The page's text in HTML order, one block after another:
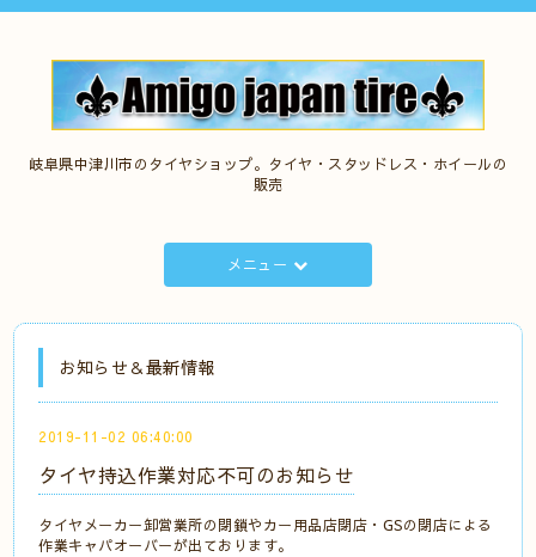
岐阜県中津川市のタイヤショップ。タイヤ・スタッドレス・ホイールの
販売
メニュー
お知らせ＆最新情報
2019-11-02 06:40:00
タイヤ持込作業対応不可のお知らせ
タイヤメーカー卸営業所の閉鎖やカー用品店閉店・GSの閉店による
作業キャパオーバーが出ております。